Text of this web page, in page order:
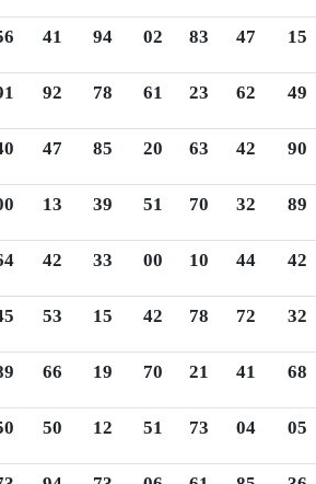
41 94 02 83 47 15
92 78 61 23 62 49
47 85 20 63 42 90
13 39 51 70 32 89
42 33 00 10 44 42
53 15 42 78 72 32
66 19 70 21 41 68
50 12 51 73 04 05